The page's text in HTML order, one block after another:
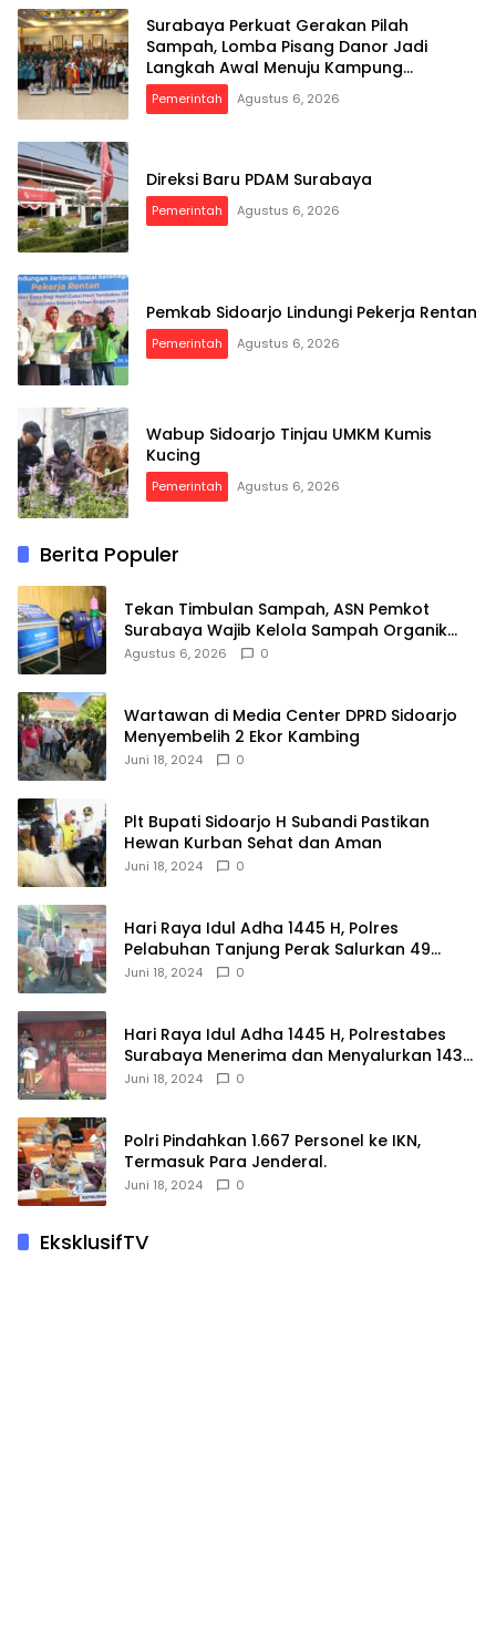
Surabaya Perkuat Gerakan Pilah
Sampah, Lomba Pisang Danor Jadi
Langkah Awal Menuju Kampung
Pancasila
Pemerintah Agustus 6, 2026
Direksi Baru PDAM Surabaya
Pemerintah Agustus 6, 2026
Pemkab Sidoarjo Lindungi Pekerja Rentan
Pemerintah Agustus 6, 2026
Wabup Sidoarjo Tinjau UMKM Kumis
Kucing
Pemerintah Agustus 6, 2026
Berita Populer
Tekan Timbulan Sampah, ASN Pemkot
Surabaya Wajib Kelola Sampah Organik
dari Rumah
Agustus 6, 2026 0
Wartawan di Media Center DPRD Sidoarjo
Menyembelih 2 Ekor Kambing
Juni 18, 2024 0
Plt Bupati Sidoarjo H Subandi Pastikan
Hewan Kurban Sehat dan Aman
Juni 18, 2024 0
Hari Raya Idul Adha 1445 H, Polres
Pelabuhan Tanjung Perak Salurkan 49
Hewan Korban.
Juni 18, 2024 0
Hari Raya Idul Adha 1445 H, Polrestabes
Surabaya Menerima dan Menyalurkan 143
Hewan Kurban
Juni 18, 2024 0
Polri Pindahkan 1.667 Personel ke IKN,
Termasuk Para Jenderal.
Juni 18, 2024 0
EksklusifTV